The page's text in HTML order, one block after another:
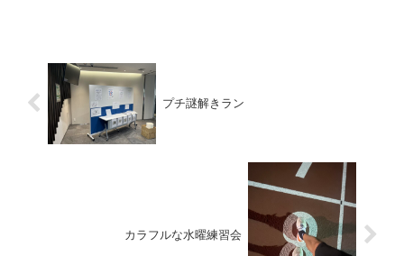
プチ謎解きラン
カラフルな水曜練習会